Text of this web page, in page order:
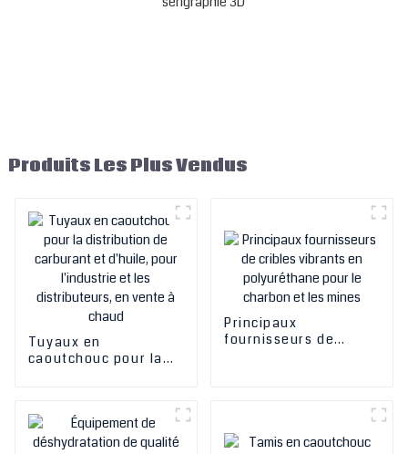
Produits Les Plus Vendus
Tuyaux en
caoutchouc pour la
pour l'industrie et les
distributeurs, en
vente à chaud
Principaux
fournisseurs de